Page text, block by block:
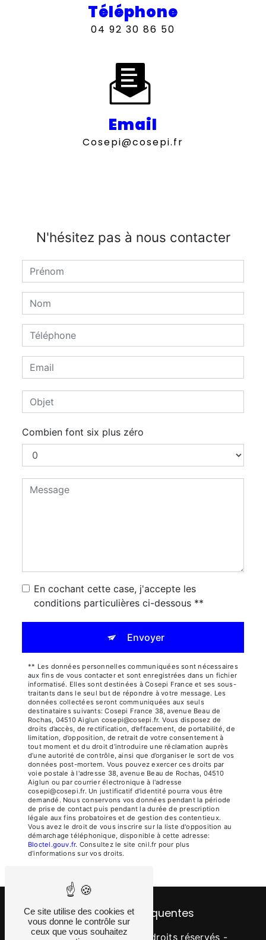
Téléphone
04 92 30 86 50
Email
cosepi@cosepi.fr
N'hésitez pas à nous contacter
Combien font six plus zéro
En cochant cette case, j'accepte les
conditions particulières ci-dessous **
Envoyer
** Les données personnelles communiquées sont nécessaires
aux fins de vous contacter et sont enregistrées dans un fichier
informatisé. Elles sont destinées à Cosepi France et ses sous-
traitants dans le seul but de répondre à votre message. Les
données collectées seront communiquées aux seuls
destinataires suivants: Cosepi France 38, avenue Beau de
Rochas, 04510 Aiglun cosepi@cosepi.fr. Vous disposez de
droits d’accès, de rectification, d’effacement, de portabilité, de
limitation, d’opposition, de retrait de votre consentement à
tout moment et du droit d’introduire une réclamation auprès
d’une autorité de contrôle, ainsi que d’organiser le sort de vos
données post-mortem. Vous pouvez exercer ces droits par
voie postale à l'adresse 38, avenue Beau de Rochas, 04510
Aiglun ou par courrier électronique à l'adresse
cosepi@cosepi.fr. Un justificatif d'identité pourra vous être
demandé. Nous conservons vos données pendant la période
de prise de contact puis pendant la durée de prescription
légale aux fins probatoires et de gestion des contentieux.
Vous avez le droit de vous inscrire sur la liste d'opposition au
démarchage téléphonique, disponible à cette adresse:
Bloctel.gouv.fr. Consultez le site cnil.fr pour plus
d’informations sur vos droits.
Recherches fréquentes
©Vistalid- 2026 - Tous droits réservés -
Ce site utilise des cookies et
vous donne le contrôle sur
ceux que vous souhaitez